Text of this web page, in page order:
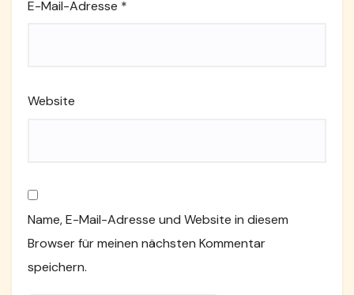
E-Mail-Adresse *
Website
Name, E-Mail-Adresse und Website in diesem
Browser für meinen nächsten Kommentar
speichern.